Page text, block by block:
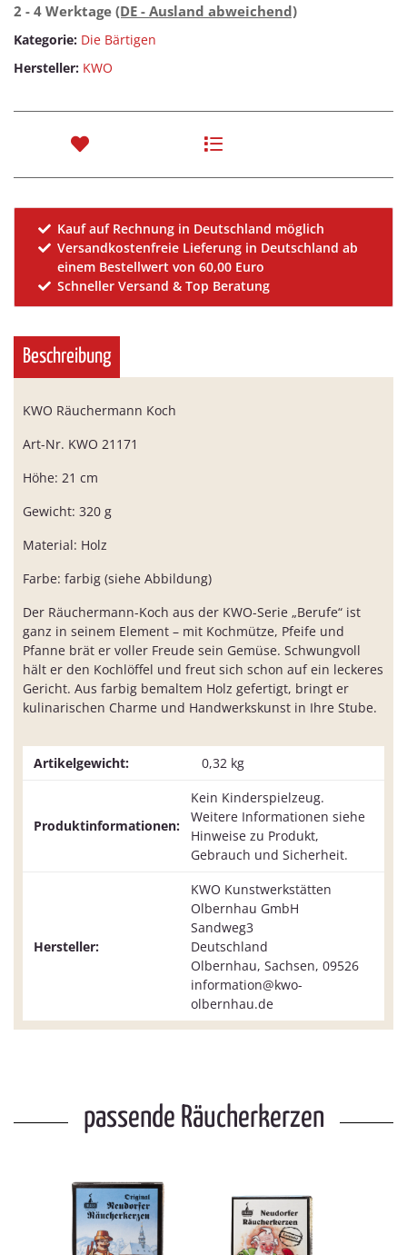
2 - 4 Werktage (DE - Ausland abweichend)
Kategorie: Die Bärtigen
Hersteller: KWO
Kauf auf Rechnung in Deutschland möglich
Versandkostenfreie Lieferung in Deutschland ab
einem Bestellwert von 60,00 Euro
Schneller Versand & Top Beratung
Beschreibung
KWO Räuchermann Koch
Art-Nr. KWO 21171
Höhe: 21 cm
Gewicht: 320 g
Material: Holz
Farbe: farbig (siehe Abbildung)
Der Räuchermann-Koch aus der KWO-Serie „Berufe“ ist
ganz in seinem Element – mit Kochmütze, Pfeife und
Pfanne brät er voller Freude sein Gemüse. Schwungvoll
hält er den Kochlöffel und freut sich schon auf ein leckeres
Gericht. Aus farbig bemaltem Holz gefertigt, bringt er
kulinarischen Charme und Handwerkskunst in Ihre Stube.
Artikelgewicht: 0,32 kg
Produktinformationen:
Kein Kinderspielzeug.
Weitere Informationen siehe
Hinweise zu Produkt,
Gebrauch und Sicherheit.
Hersteller:
KWO Kunstwerkstätten
Olbernhau GmbH
Sandweg3
Deutschland
Olbernhau, Sachsen, 09526
information@kwo-
olbernhau.de
passende Räucherkerzen